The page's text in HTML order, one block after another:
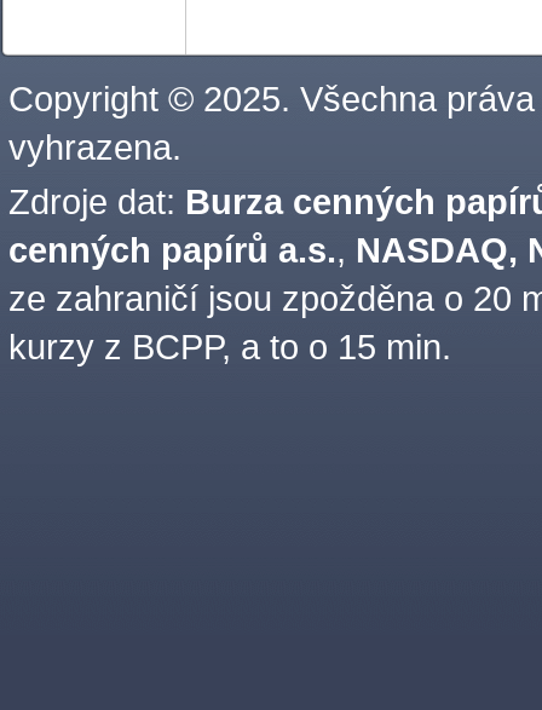
Copyright © 2025. Všechna práva
vyhrazena.
Zdroje dat: Burza cenných
cenných papírů a.s., NASDAQ,
ze zahraničí jsou zpožděna o 20
kurzy z BCPP, a to o 15 min.